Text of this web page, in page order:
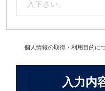
個人情報の取得・利用目的に
入力内